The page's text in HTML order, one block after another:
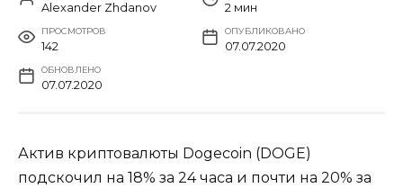
Alexander Zhdanov 2 мин
ПРОСМОТРОВ
142
ОПУБЛИКОВАНО
07.07.2020
ОБНОВЛЕНО
07.07.2020
Актив криптовалюты Dogecoin (DOGE)
подскочил на 18% за 24 часа и почти на 20% за